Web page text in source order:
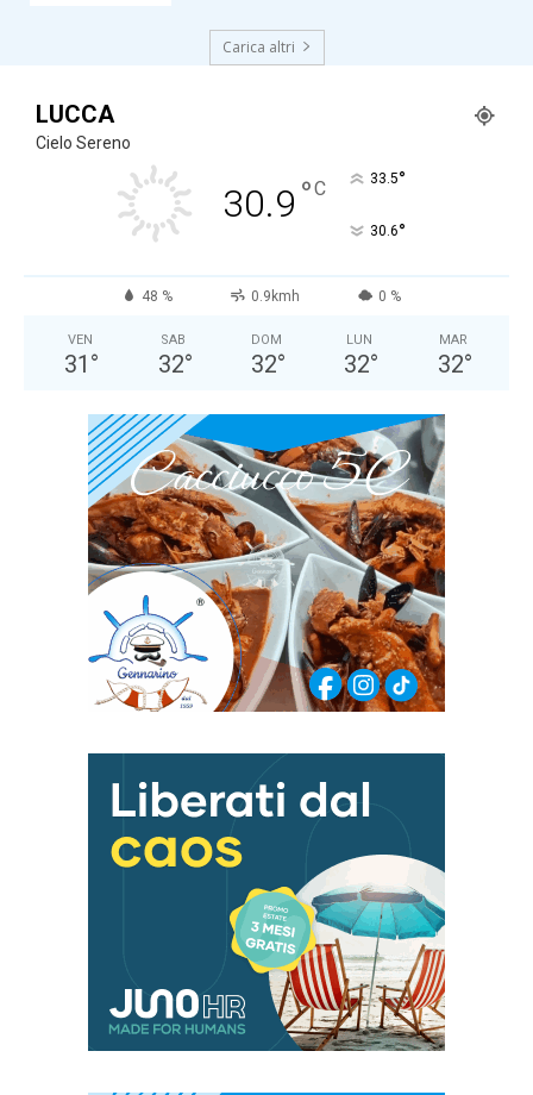
Carica altri
LUCCA
Cielo Sereno
30.9 °C 33.5°
30.6°
48 % 0.9kmh 0 %
VEN
31 °
SAB
32°
DOM
32°
LUN
32°
MAR
32°